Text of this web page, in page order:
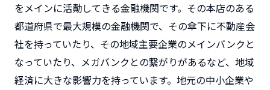
をメインに活勣してきる金融機関です。その本店のある
都道府県で最大規模の金融機関で、その傘下に不動産会
社を持っていたり、その地域主要企業のメインバンクと
なっていたり、メガバンクとの繋がりがあるなど、地域
経済に大きな影響力を持っています。地元の中小企業や